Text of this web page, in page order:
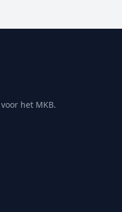
het MKB.